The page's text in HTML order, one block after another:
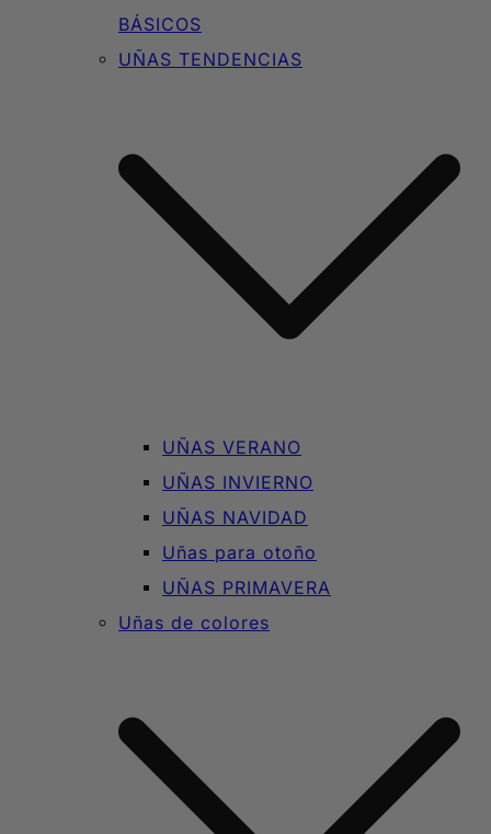
BÁSICOS
UÑAS TENDENCIAS
UÑAS VERANO
UÑAS INVIERNO
UÑAS NAVIDAD
Uñas para otoño
UÑAS PRIMAVERA
Uñas de colores